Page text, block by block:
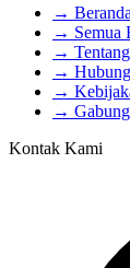
→ Beranda
→ Semua
→
→
→
→
Kontak Kami